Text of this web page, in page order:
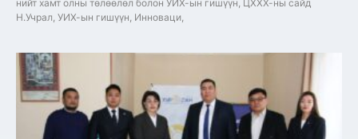
нийт хамт олны төлөөлөл болон УИХ-ын гишүүн, ЦХХХ-ны сайд
Н.Учрал, УИХ-ын гишүүн, Инноваци,